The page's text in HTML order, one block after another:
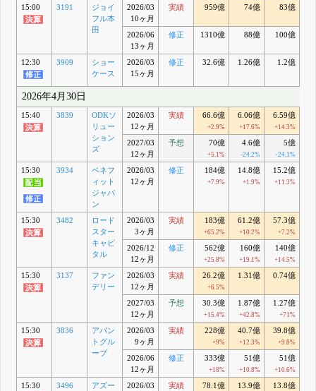
15:00 3191
ジョイ
フル本
田
2026/03
10ヶ月
実績 959億 74億 83億
2026/06
13ヶ月
修正 1310億 88億 100億
12:30 3909
ショー
ケース
2026/03
15ヶ月
修正 32.6億 1.26億 1.2億
2026年4月30日
15:40 3839
ODKソ
リュー
ション
ズ
2026/03
12ヶ月
実績 66.6億
+2.9%
6.06億
+17.6%
6.59億
+14.3%
2027/03
12ヶ月
予想 70億
+5.1%
4.6億
-24.2%
5億
-24.1%
15:30 3934
ベネフ
ィット
ジャパ
ン
2026/03
12ヶ月
修正 184億
+7.9%
14.8億
+1.9%
15.2億
+11.3%
15:30 3482
ロード
スター
キャピ
タル
2026/03
3ヶ月
実績 183億
+65.2%
61.2億
+10.2%
57.3億
+7.2%
2026/12
12ヶ月
修正 562億
+25.8%
160億
+19.1%
140億
+14.5%
15:30 3137
ファン
デリー
2026/03
12ヶ月
実績 26.2億
+6.5%
1.31億 0.74億
2027/03
12ヶ月
予想 30.3億
+15.4%
1.87億
+42.8%
1.27億
+71%
15:30 3836
アバン
トグル
ープ
2026/03
9ヶ月
実績 228億
+9%
40.7億
+12.3%
39.8億
+9.8%
2026/06
12ヶ月
修正 333億
+18%
51億
+10.8%
51億
+10.6%
15:30 3496
アズー
2026/03
実績 78.1億 13.9億 13.8億